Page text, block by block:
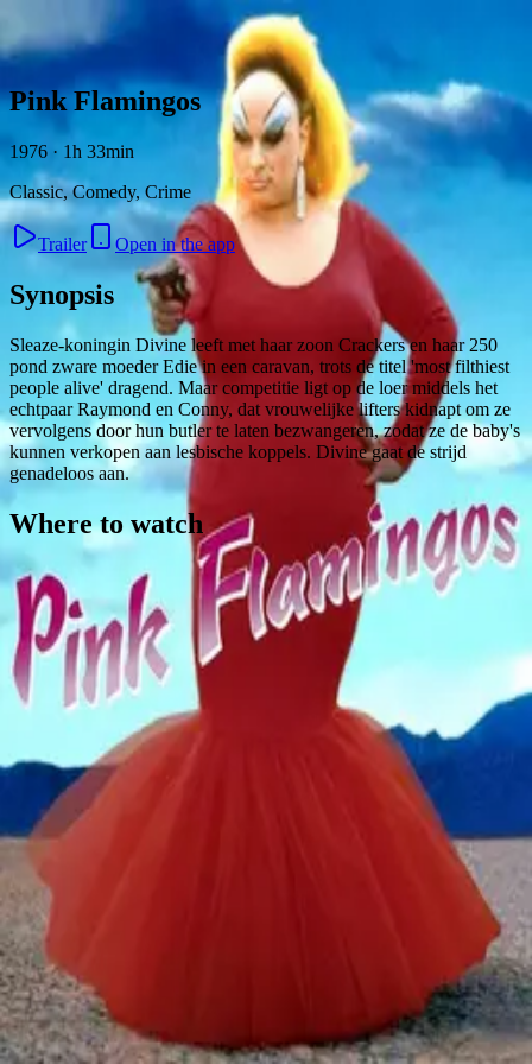
Skip to content
Pink Flamingos
1976 · 1h 33min
Classic, Comedy, Crime
Trailer Open in the app
Synopsis
Sleaze-koningin Divine leeft met haar zoon Crackers en haar 250
pond zware moeder Edie in een caravan, trots de titel 'most filthiest
people alive' dragend. Maar competitie ligt op de loer middels het
echtpaar Raymond en Conny, dat vrouwelijke lifters kidnapt om ze
vervolgens door hun butler te laten bezwangeren, zodat ze de baby's
kunnen verkopen aan lesbische koppels. Divine gaat de strijd
genadeloos aan.
Where to watch
Contact FeedbackPrivacyTerms
© 2026 Byoscoop·a product of Boydroid B.V.